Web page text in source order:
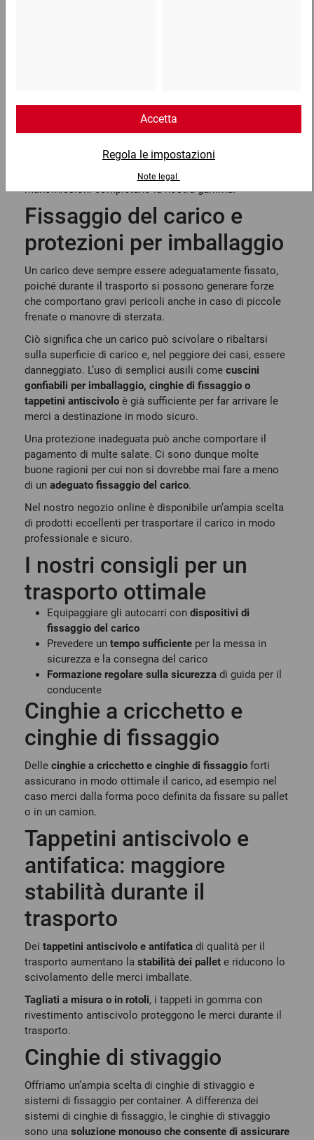
fissare i carichi, stabilizzare i pallet e varie soluzioni di
protezione dei bordidurante il trasporto. Indicatori per il
sigilli di sicurezzaper la protezione da furti e
manomissioni completano la nostra gamma.
Fissaggio del carico e
protezioni per imballaggio
Un carico deve sempre essere adeguatamente fissato,
poiché durante il trasporto si possono generare forze
che comportano gravi pericoli anche in caso di piccole
frenate o manovre di sterzata.
Ciò significa che un carico può scivolare o ribaltarsi
sulla superficie di carico e, nel peggiore dei casi, essere
danneggiato. L’uso di semplici ausili come cuscini
gonfiabili per imballaggio, cinghie di fissaggio o
tappetini antiscivolo è già sufficiente per far arrivare le
merci a destinazione in modo sicuro.
Una protezione inadeguata può anche comportare il
pagamento di multe salate. Ci sono dunque molte
buone ragioni per cui non si dovrebbe mai fare a meno
di un adeguato fissaggio del carico.
Nel nostro negozio online è disponibile un’ampia scelta
di prodotti eccellenti per trasportare il carico in modo
professionale e sicuro.
I nostri consigli per un
trasporto ottimale
Equipaggiare gli autocarri con dispositivi di
fissaggio del carico
Prevedere un tempo sufficiente per la messa in
sicurezza e la consegna del carico
Formazione regolare sulla sicurezza di guida per il
conducente
Cinghie a cricchetto e
cinghie di fissaggio
Delle cinghie a cricchetto e cinghie di fissaggio forti
assicurano in modo ottimale il carico, ad esempio nel
caso merci dalla forma poco definita da fissare su pallet
o in un camion.
Tappetini antiscivolo e
antifatica: maggiore
stabilità durante il
trasporto
Dei tappetini antiscivolo e antifatica di qualità per il
trasporto aumentano la stabilità dei pallet e riducono lo
scivolamento delle merci imballate.
Tagliati a misura o in rotoli, i tappeti in gomma con
rivestimento antiscivolo proteggono le merci durante il
trasporto.
Cinghie di stivaggio
Offriamo un’ampia scelta di cinghie di stivaggio e
sistemi di fissaggio per container. A differenza dei
sistemi di cinghie di fissaggio, le cinghie di stivaggio
sono una soluzione monouso che consente di assicurare